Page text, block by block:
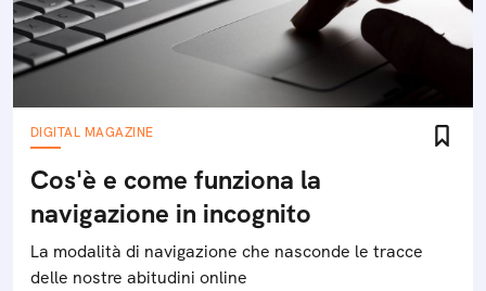
DIGITAL MAGAZINE
Cos'è e come funziona la
navigazione in incognito
La modalità di navigazione che nasconde le tracce
delle nostre abitudini online